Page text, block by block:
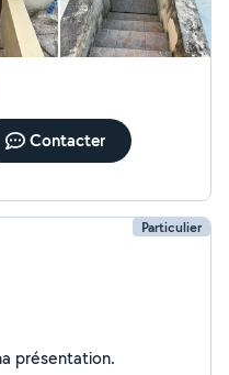
Contacter
Particulier
Je n'ai pas encore renseigné ma présentation.